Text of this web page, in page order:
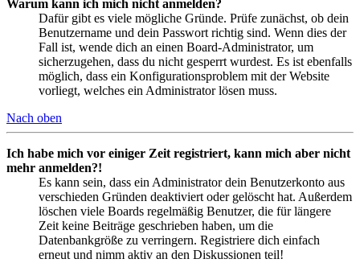
Warum kann ich mich nicht anmelden?
Dafür gibt es viele mögliche Gründe. Prüfe zunächst, ob dein
Benutzername und dein Passwort richtig sind. Wenn dies der
Fall ist, wende dich an einen Board-Administrator, um
sicherzugehen, dass du nicht gesperrt wurdest. Es ist ebenfalls
möglich, dass ein Konfigurationsproblem mit der Website
vorliegt, welches ein Administrator lösen muss.
Nach oben
Ich habe mich vor einiger Zeit registriert, kann mich aber nicht
mehr anmelden?!
Es kann sein, dass ein Administrator dein Benutzerkonto aus
verschieden Gründen deaktiviert oder gelöscht hat. Außerdem
löschen viele Boards regelmäßig Benutzer, die für längere
Zeit keine Beiträge geschrieben haben, um die
Datenbankgröße zu verringern. Registriere dich einfach
erneut und nimm aktiv an den Diskussionen teil!